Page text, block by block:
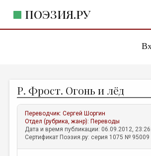
ПОЭЗИЯ.РУ
ЖАНРЫ
АВТОРЫ
КОММЕНТАРИИ
ЛИТСАЛОН
Р. Фрост. Огонь и лёд
Переводчик:Сергей Шоргин
Отдел (рубрика, жанр): Переводы
Дата и время публикации: 06.09.2012,
Сертификат Поэзия.ру: серия 1075 № 95009